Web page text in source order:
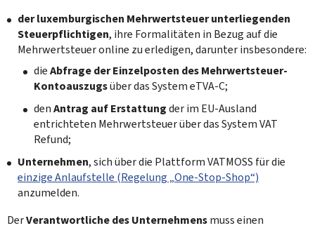
der luxemburgischen Mehrwertsteuer unterliegenden
Steuerpflichtigen, ihre Formalitäten in Bezug auf die
Mehrwertsteuer online zu erledigen, darunter insbesondere:
dieAbfrage der Einzelposten des Mehrwertsteuer-
Kontoauszugsüber das System eTVA-C;
denAntrag auf Erstattungder im EU-Ausland
entrichteten Mehrwertsteuer über das System VAT
Refund;
Unternehmen, sich über die Plattform VATMOSS für die
einzige Anlaufstelle (Regelung „One-Stop-Shop“)
anzumelden.
DerVerantwortliche des Unternehmensmuss einen